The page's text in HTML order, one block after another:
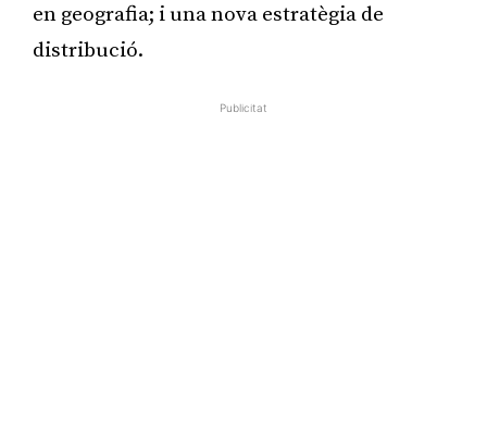
en geografia; i una nova estratègia de
distribució.
Publicitat